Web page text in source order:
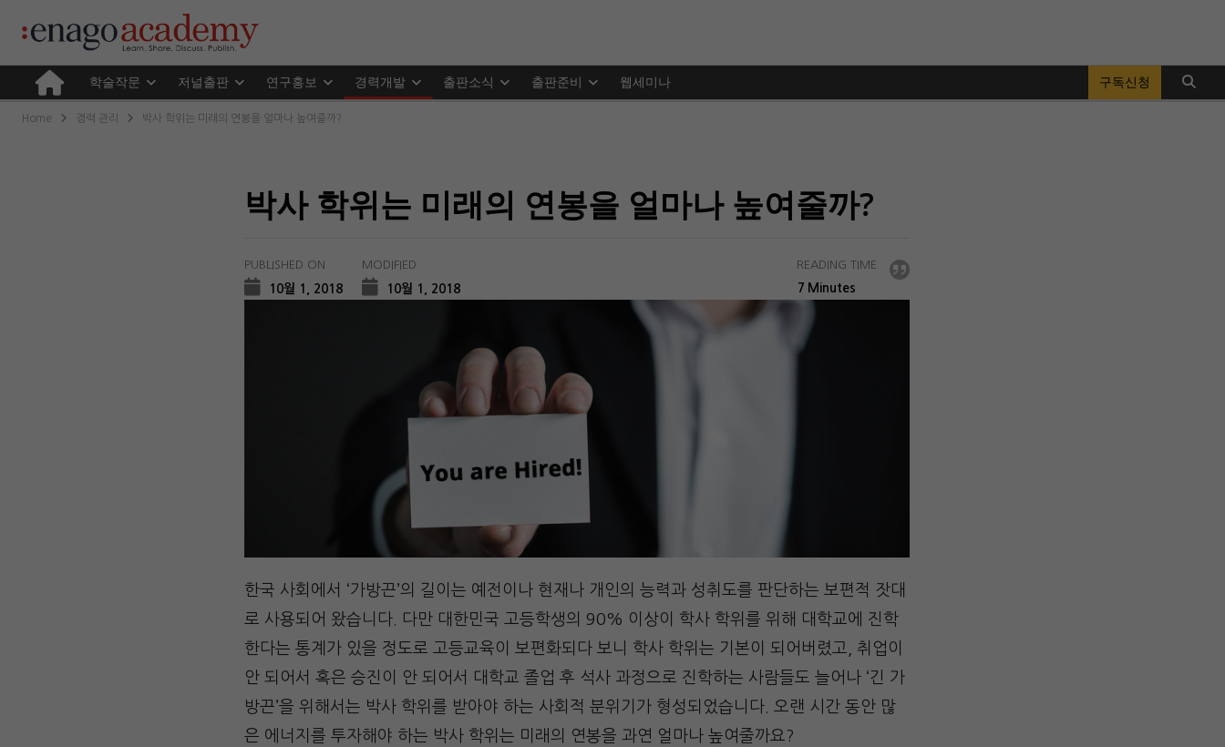
학술작문 저널출판 연구홍보 경력개발 출판소식 출판준비 웹세미나 구독신청
Home 경력 관리 박사 학위는 미래의 연봉을 얼마나 높여줄까?
박사 학위는 미래의 연봉을 얼마나 높여줄까?
READING TIME
7 Minutes
PUBLISHED ON
10월 1, 2018
MODIFIED
10월 1, 2018
한국 사회에서 ‘가방끈’의 길이는 예전이나 현재나 개인의 능력과 성취도를 판단하는 보편적 잣대
로 사용되어 왔습니다. 다만 대한민국 고등학생의 90% 이상이 학사 학위를 위해 대학교에 진학
한다는 통계가 있을 정도로 고등교육이 보편화되다 보니 학사 학위는 기본이 되어버렸고, 취업이
안 되어서 혹은 승진이 안 되어서 대학교 졸업 후 석사 과정으로 진학하는 사람들도 늘어나 ‘긴 가
방끈’을 위해서는 박사 학위를 받아야 하는 사회적 분위기가 형성되었습니다. 오랜 시간 동안 많
은 에너지를 투자해야 하는 박사 학위는 미래의 연봉을 과연 얼마나 높여줄까요?